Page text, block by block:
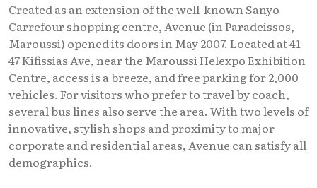
Created as an extension of the well-known Sanyo
Carrefour shopping centre, Avenue (in Paradeissos,
Maroussi) opened its doors in May 2007. Located at 41-
47 Kifissias Ave, near the Maroussi Helexpo Exhibition
Centre, access is a breeze, and free parking for 2,000
vehicles. For visitors who prefer to travel by coach,
several bus lines also serve the area. With two levels of
innovative, stylish shops and proximity to major
corporate and residential areas, Avenue can satisfy all
demographics.